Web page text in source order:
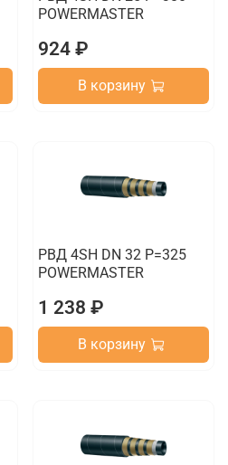
POWERMASTER
924 ₽
В корзину
РВД 4SH DN 32 P=325
POWERMASTER
1 238 ₽
В корзину